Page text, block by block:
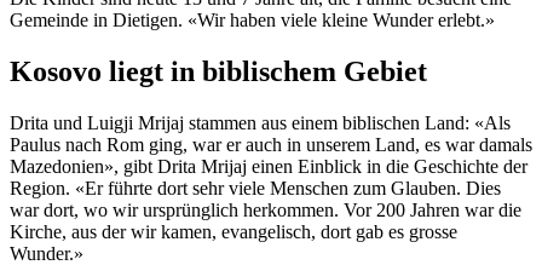
Gemeinde in Dietigen. «Wir haben viele kleine Wunder erlebt.»
Kosovo liegt in biblischem Gebiet
Drita und Luigji Mrijaj stammen aus einem biblischen Land: «Als
Paulus nach Rom ging, war er auch in unserem Land, es war damals
Mazedonien», gibt Drita Mrijaj einen Einblick in die Geschichte der
Region. «Er führte dort sehr viele Menschen zum Glauben. Dies
war dort, wo wir ursprünglich herkommen. Vor 200 Jahren war die
Kirche, aus der wir kamen, evangelisch, dort gab es grosse
Wunder.»